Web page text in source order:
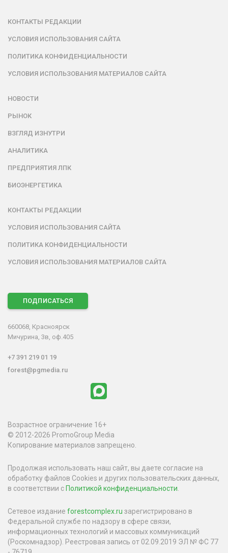
КОНТАКТЫ РЕДАКЦИИ
УСЛОВИЯ ИСПОЛЬЗОВАНИЯ САЙТА
ПОЛИТИКА КОНФИДЕНЦИАЛЬНОСТИ
УСЛОВИЯ ИСПОЛЬЗОВАНИЯ МАТЕРИАЛОВ САЙТА
НОВОСТИ
РЫНОК
ВЗГЛЯД ИЗНУТРИ
АНАЛИТИКА
ПРЕДПРИЯТИЯ ЛПК
БИОЭНЕРГЕТИКА
КОНТАКТЫ РЕДАКЦИИ
УСЛОВИЯ ИСПОЛЬЗОВАНИЯ САЙТА
ПОЛИТИКА КОНФИДЕНЦИАЛЬНОСТИ
УСЛОВИЯ ИСПОЛЬЗОВАНИЯ МАТЕРИАЛОВ САЙТА
ПОДПИСАТЬСЯ
660068, Красноярск
Мичурина, 3в, оф.405
+7 391 219 01 19
forest@pgmedia.ru
Возрастное ограничение 16+
© 2012-2026 PromoGroup Media
Копирование материалов запрещено.
Продолжая использовать наш сайт, вы даете согласие на
обработку файлов Cookies и других пользовательских данных,
в соответствии сПолитикой конфиденциальности
Сетевое издание forestcomplex.ru зарегистрировано в
Федеральной службе по надзору в сфере связи,
информационных технологий и массовых коммуникаций
(Роскомнадзор). Реестровая запись от 02.09.2019 ЭЛ № ФС 77